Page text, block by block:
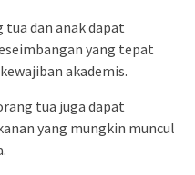
dan anak dapat
yang tepat
akademis.
tua juga dapat
yang mungkin muncul